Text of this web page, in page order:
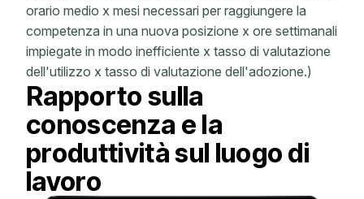
orario medio x mesi necessari per raggiungere la
competenza in una nuova posizione x ore settimanali
impiegate in modo inefficiente x tasso di valutazione
dell'utilizzo x tasso di valutazione dell'adozione.)
Rapporto sulla
conoscenza e la
produttività sul luogo di
lavoro